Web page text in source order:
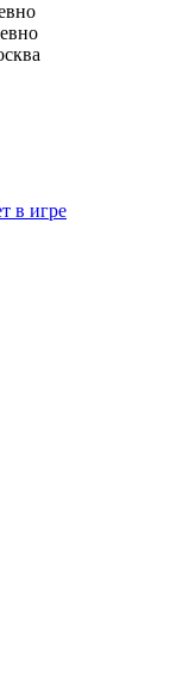
в игре